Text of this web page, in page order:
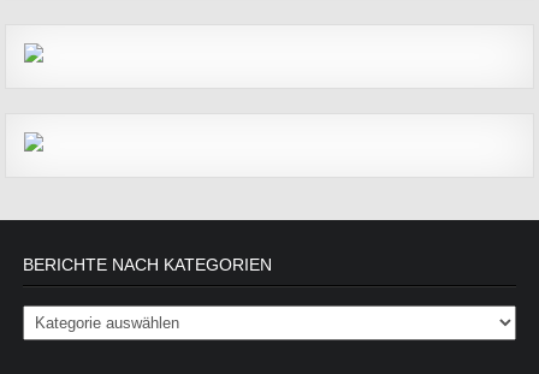
BERICHTE NACH KATEGORIEN
Berichte nach Kategorien